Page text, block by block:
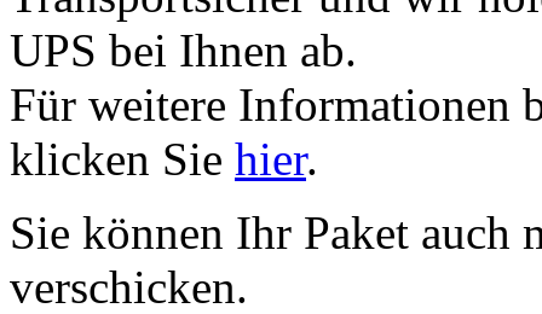
UPS bei Ihnen ab.
Für weitere Informationen
klicken Sie hier.
Sie können Ihr Paket auch
verschicken.